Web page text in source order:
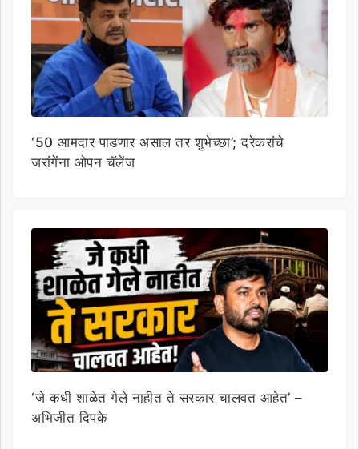
‘50 आमदार पाडणार असाल तर शुभेच्छा’; दरेकरांचे
जरांगेंना ओपन चॅलेंज
‘जे कधी शाळेत गेले नाहीत ते सरकार चालवत आहेत’ –
अभिजीत दिपके